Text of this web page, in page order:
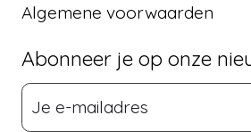
Algemene voorwaarden
Abonneer je op onze